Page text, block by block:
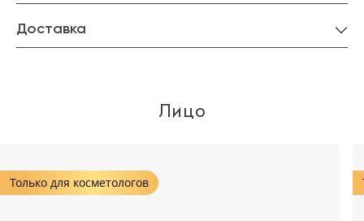
Доставка
Лицо
Только для косметологов